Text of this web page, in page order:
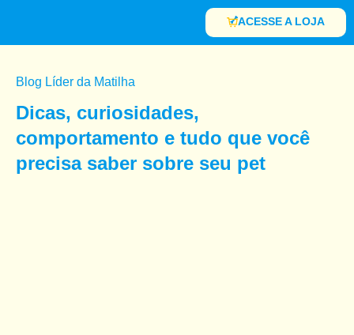
ACESSE A LOJA
Blog Líder da Matilha
Dicas, curiosidades,
comportamento e tudo que você
precisa saber sobre seu pet